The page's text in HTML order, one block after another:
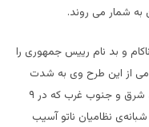
شمار می روند.
و بد نام رییس جمهوری را
از این طرح وی به شدت
استقبال می کنند، بخشی از شهروندان جنوب، شرق و جنوب غرب که در ۹
نظامیان ناتو آسیب